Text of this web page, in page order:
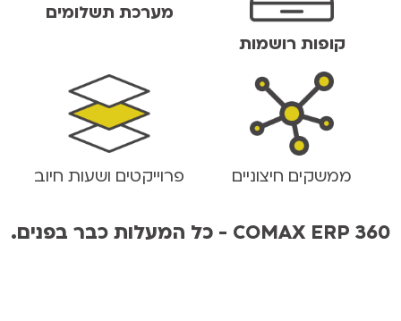
קופות רושמות
מערכת תשלומים
ממשקים חיצוניים פרוייקטים ושעות חיוב
.כל המעלות כבר בפנים - COMAX ERP 360